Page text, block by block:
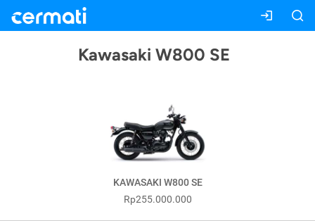
Kawasaki W800 SE
KAWASAKI W800 SE
Rp255.000.000